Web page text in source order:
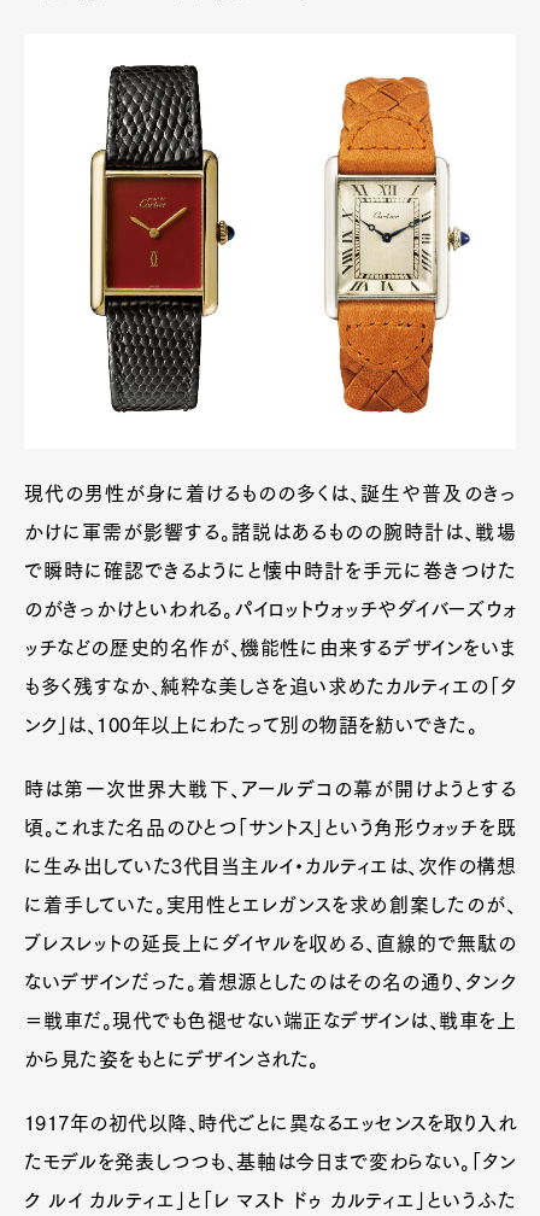
現代の男性が身に着けるものの多くは、誕生や普及のきっ
かけに軍需が影響する。諸説はあるものの腕時計は、戦場
で瞬時に確認できるようにと懐中時計を手元に巻きつけた
のがきっかけといわれる。パイロットウォッチやダイバーズウォ
ッチなどの歴史的名作が、機能性に由来するデザインをいま
も多く残すなか、純粋な美しさを追い求めたカルティエの「タ
ンク」は、100年以上にわたって別の物語を紡いできた。
時は第一次世界大戦下、アールデコの幕が開けようとする
頃。これまた名品のひとつ「サントス」という角形ウォッチを既
に生み出していた3代目当主ルイ・カルティエは、次作の構想
に着手していた。実用性とエレガンスを求め創案したのが、
ブレスレットの延長上にダイヤルを収める、直線的で無駄の
ないデザインだった。着想源としたのはその名の通り、タンク
＝戦車だ。現代でも色褪せない端正なデザインは、戦車を上
から見た姿をもとにデザインされた。
1917年の初代以降、時代ごとに異なるエッセンスを取り入れ
たモデルを発表しつつも、基軸は今日まで変わらない。「タン
ク ルイ カルティエ」と「レ マスト ドゥ カルティエ」というふた